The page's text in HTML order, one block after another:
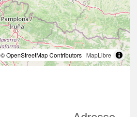
© OpenStreetMap Contributors | MapLibre